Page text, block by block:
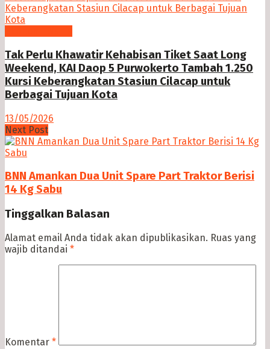
Tak Perlu Khawatir Kehabisan Tiket Saat Long
Weekend, KAI Daop 5 Purwokerto Tambah 1.250
Kursi Keberangkatan Stasiun Cilacap untuk
Berbagai Tujuan Kota
13/05/2026
Next Post
BNN Amankan Dua Unit Spare Part Traktor Berisi
14 Kg Sabu
Tinggalkan Balasan
Alamat email Anda tidak akan dipublikasikan. Ruas yang
wajib ditandai *
Komentar *